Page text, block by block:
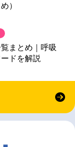
）
まとめ｜呼吸
ドを解説